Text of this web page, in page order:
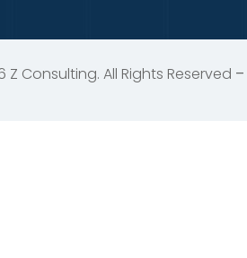
Z Consulting. All Rights Reserved –